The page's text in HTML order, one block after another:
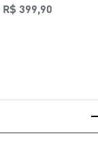
R$ 399,90